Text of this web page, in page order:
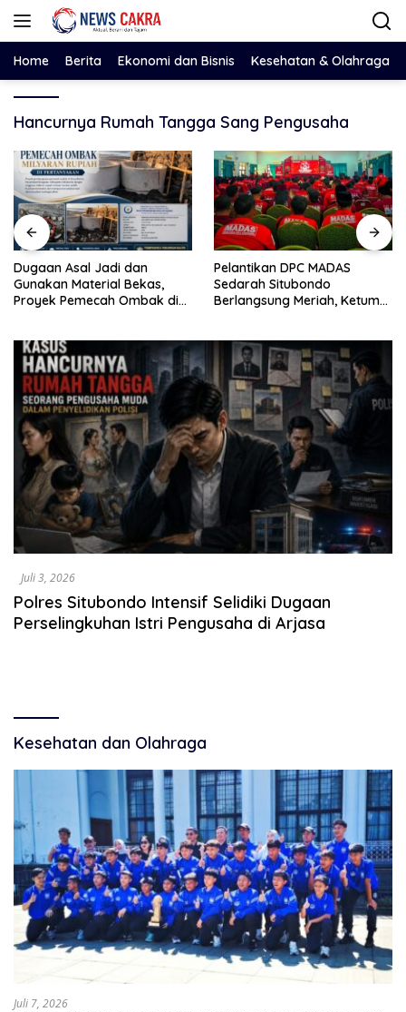
Langsung
Home Berita Ekonomi dan Bisnis Kesehatan & Olahraga
Hancurnya Rumah Tangga Sang Pengusaha
Dugaan Asal Jadi dan
Gunakan Material Bekas,
Proyek Pemecah Ombak di
Pelantikan DPC MADAS
Sedarah Situbondo
Berlangsung Meriah, Ketum
Masyarakat
Juli 3, 2026
Polres Situbondo Intensif Selidiki Dugaan
Perselingkuhan Istri Pengusaha di Arjasa
Kesehatan dan Olahraga
Juli 7, 2026